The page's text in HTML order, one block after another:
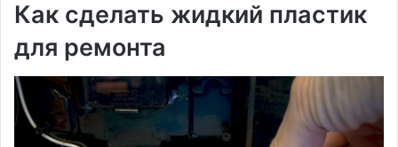
Как сделать жидкий пластик
для ремонта